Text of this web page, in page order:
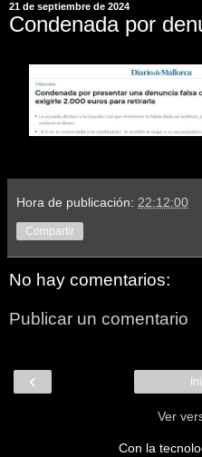
21 de septiembre de 2024
Condenada por
Hora de publicación: 22:12:00
Compartir
No hay comentarios:
Publicar un comentario
‹
Ver
Con la